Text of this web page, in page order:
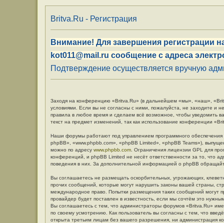
Britva.Ru - Регистрация
Внимание! Для завершения регистрации
kot011@mail.ru сообщение с адреса
Подтверждение осуществляется вручную
Заходя на конференцию «Britva.Ru» (в дальнейшем «мы», «наш»,
условиями. Если вы не согласны с ними, пожалуйста, не заходите и
правила в любое время и сделаем всё возможное, чтобы уведомить
текст на предмет изменений, так как использование конференции
Наши форумы работают под управлением программного
phpBB», «www.phpbb.com», «phpBB Limited», «phpBB Teams»),
можно по адресу www.phpbb.com . Ограничения лицензии GPL для
конференций, и phpBB Limited не несёт ответственности за то, что
поведения в них. За дополнительной информацией о phpBB
Вы соглашаетесь не размещать оскорбительных, угрожающих,
прочих сообщений, которые могут нарушить законы вашей страны,
международное право. Попытки размещения таких сообщений
провайдер будет поставлен в известность, если мы сочтём это
Вы соглашаетесь с тем, что администраторы форумов «Britva.Ru»
по своему усмотрению. Как пользователь вы согласны с тем, что
открыта третьим лицам без вашего разрешения, ни администрация